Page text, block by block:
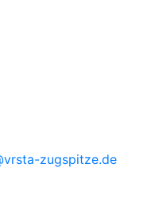
zugspitze.de